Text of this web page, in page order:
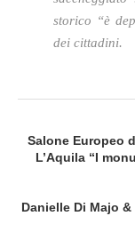
storico “è
dei cittadini.
Salone Europeo
L’Aquila “I
Danielle Di Majo